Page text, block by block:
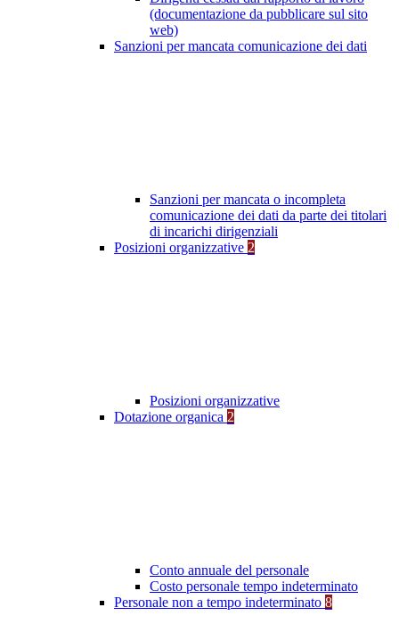
(documentazione da pubblicare sul sito
web)
Sanzioni per mancata comunicazione dei dati
Sanzioni per mancata o incompleta
comunicazione dei dati da parte dei titolari
di incarichi dirigenziali
Posizioni organizzative 2
Posizioni organizzative
Dotazione organica 2
Conto annuale del personale
Costo personale tempo indeterminato
Personale non a tempo indeterminato 8